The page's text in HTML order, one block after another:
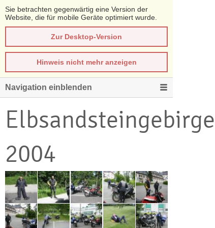
Sie betrachten gegenwärtig eine Version der
Website, die für mobile Geräte optimiert wurde.
Zur Desktop-Version
Hinweis nicht mehr anzeigen
Navigation einblenden
Elbsandsteingebirge
2004